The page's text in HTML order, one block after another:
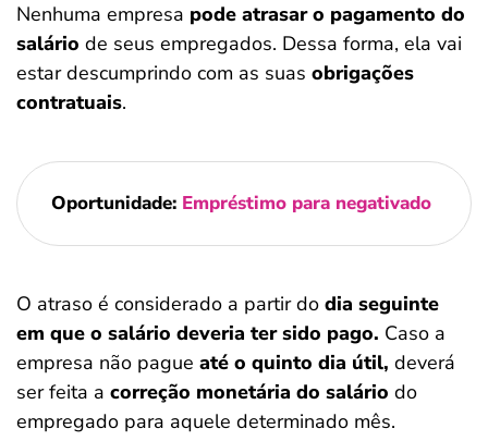
Nenhuma empresa pode atrasar o pagamento do
salário de seus empregados. Dessa forma, ela vai
estar descumprindo com as suas obrigações
contratuais.
Oportunidade: Empréstimo para negativado
O atraso é considerado a partir do dia seguinte
em que o salário deveria ter sido pago. Caso a
empresa não pague até o quinto dia útil, deverá
ser feita a correção monetária do salário do
empregado para aquele determinado mês.